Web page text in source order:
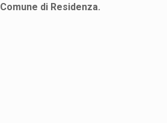
Comune di Residenza.